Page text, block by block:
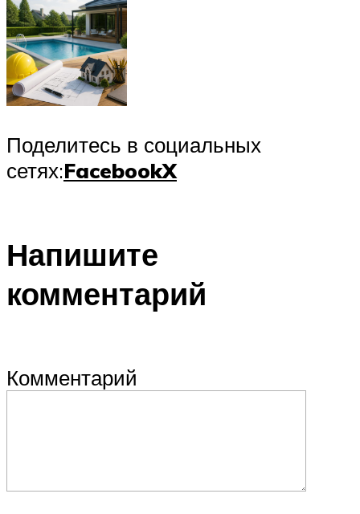
Поделитесь в социальных
сетях:FacebookX
Напишите
комментарий
Комментарий